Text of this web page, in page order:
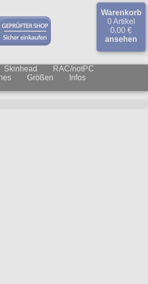
Warenkorb
0 Artikel
0.00 €
ansehen
Skinhead
RAC/notPC
Größen
Infos